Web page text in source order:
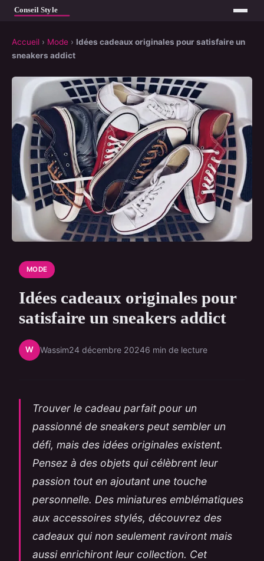
Accueil › Mode › Idées cadeaux originales pour satisfaire un
sneakers addict
MODE
Idées cadeaux originales pour
satisfaire un sneakers addict
W Wassim24 décembre 20246 min de lecture
Trouver le cadeau parfait pour un
passionné de sneakers peut sembler un
défi, mais des idées originales existent.
Pensez à des objets qui célèbrent leur
passion tout en ajoutant une touche
personnelle. Des miniatures emblématiques
aux accessoires stylés, découvrez des
cadeaux qui non seulement raviront mais
aussi enrichiront leur collection. Cet